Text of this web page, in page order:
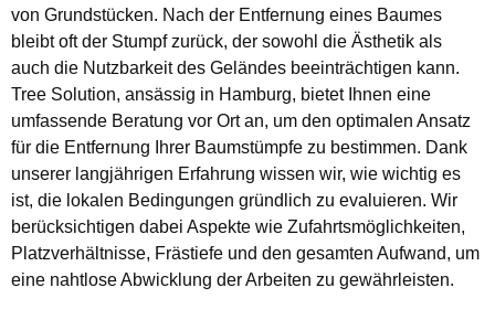
von Grundstücken. Nach der Entfernung eines Baumes
bleibt oft der Stumpf zurück, der sowohl die Ästhetik als
auch die Nutzbarkeit des Geländes beeinträchtigen kann.
Tree Solution, ansässig in Hamburg, bietet Ihnen eine
umfassende Beratung vor Ort an, um den optimalen Ansatz
für die Entfernung Ihrer Baumstümpfe zu bestimmen. Dank
unserer langjährigen Erfahrung wissen wir, wie wichtig es
ist, die lokalen Bedingungen gründlich zu evaluieren. Wir
berücksichtigen dabei Aspekte wie Zufahrtsmöglichkeiten,
Platzverhältnisse, Frästiefe und den gesamten Aufwand, um
eine nahtlose Abwicklung der Arbeiten zu gewährleisten.